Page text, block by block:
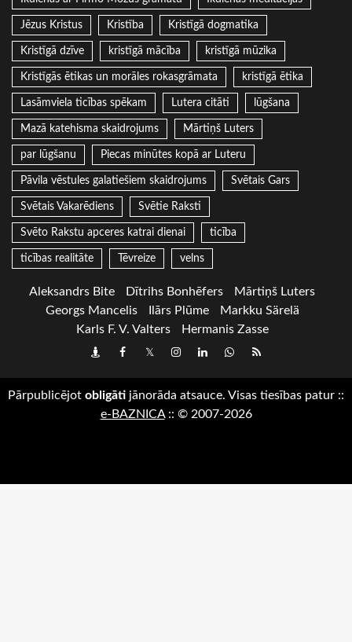
Jēzus Kristus Kristība Kristīgā dogmatika
Kristīgā dzīve kristīgā mācība kristīgā mūzika
Kristīgās ētikas un morāles rokasgrāmata kristīgā ētika
Lasāmviela ticības spēkam Lutera citāti lūgšana
Mazā katehisma skaidrojums Mārtiņš Luters
par lūgšanu Piecas minūtes kopā ar Luteru
Pāvila vēstules galatiešiem skaidrojums Svētais Gars
Svētais Vakarēdiens Svētie Raksti
Svēto Rakstu apceres katrai dienai ticība
ticības realitāte Tēvreize velns
Aleksandrs Bite Dītrihs Bonhēfers
Mārtiņš Luters
Georgs Mancelis
Ilārs Plūme
Markku Särelä
Karls F. V. Valters
Hermanis Zasse
DraugiemFacebook
TwitterInstagram
LinkedInwhatsapp
RSS
Pārpublicējot obligāti jānorāda atsauce. Visas tiesības patur ::
e-BAZNICA:: © 2007-2026